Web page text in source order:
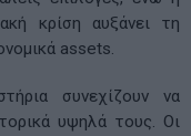
κρίση αυξάνει τη
assets.
συνεχίζουν να
υψηλά τους. Οι